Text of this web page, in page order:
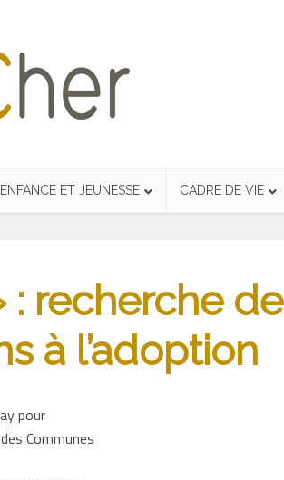
ENFANCE ET JEUNESSE CADRE DE VIE
: recherche de
à l’adoption
pour
Communes